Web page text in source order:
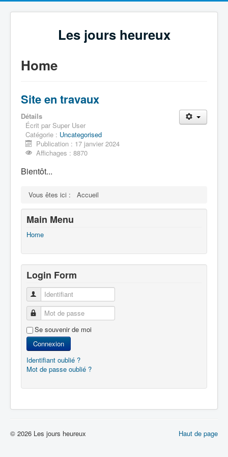
Les jours heureux
Home
Site en travaux
Détails
Écrit par Super User
Catégorie : Uncategorised
Publication : 17 janvier 2024
Affichages : 8870
Bientôt...
Vous êtes ici : Accueil
Main Menu
Home
Login Form
Identifiant
Mot de passe
Se souvenir de moi
Connexion
Identifiant oublié ?
Mot de passe oublié ?
Haut de page
© 2026 Les jours heureux